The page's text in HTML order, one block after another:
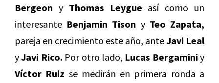
Bergeon y Thomas Leygue así como un
interesante Benjamin Tison y Teo Zapata,
pareja en crecimiento este año, anteJavi Leal
yJavi Rico. Por otro lado, Lucas Bergamini y
Víctor Ruiz se medirán en primera ronda a